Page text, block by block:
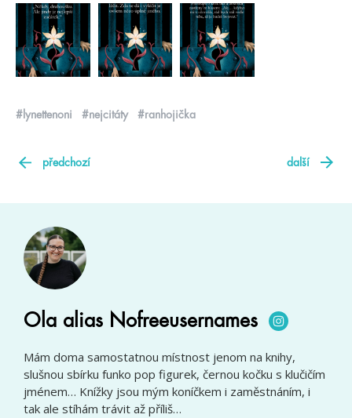
#lynettenoni #nejcitáty #ranhojička
předchozí další
Ola alias Nofreeusernames
Mám doma samostatnou místnost jenom na knihy,
slušnou sbírku funko pop figurek, černou kočku s klučičím
jménem… Knížky jsou mým koníčkem i zaměstnáním, i
tak ale stíhám trávit až příliš…